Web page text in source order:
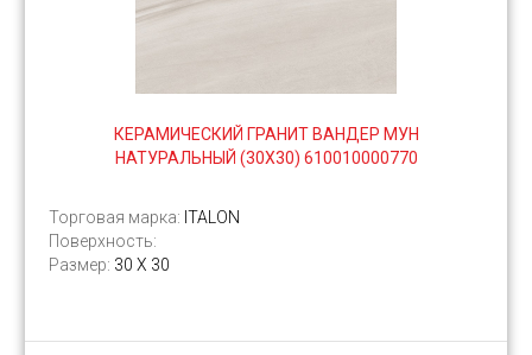
КЕРАМИЧЕСКИЙ ГРАНИТ ВАНДЕР МУН
НАТУРАЛЬНЫЙ (30Х30) 610010000770
Торговая марка: ITALON
Поверхность:
Размер: 30 Х 30